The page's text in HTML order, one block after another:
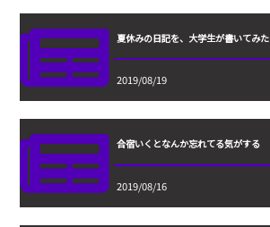
夏休みの日記を、大学生が書いてみた
2019/08/19
合宿いくとなんか忘れてる気がする
2019/08/16